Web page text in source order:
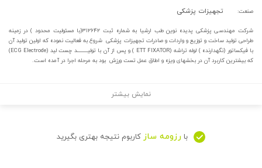
صنعت: تجهیزات پزشکی
شرکت مهندسی پزشکی پدیده نوین طب ارشیا به شماره ثبت ۳۱۲۶۴۲(با مسئولیت محدود ) در زمینه
طراحی تولید ساخت و توزیع و واردات و صادرات تجهیزات پزشکی شروع به فعالیت نموده که اولین تولید آن
با فیکساتور (نگهدارنده ) لوله تراشه (ETT FIXATOR ) و پس از آن با تولیـــــــــد چست لید (ECG Electrode)
که بیشترین کاربرد آن در بخشهای ویزه و اطاق عمل تست ورزش بود به مرحله اجرا در آمده است.
نمایش بیشتر
با رزومه ساز کاربوم نتیجه بهتری بگیرید